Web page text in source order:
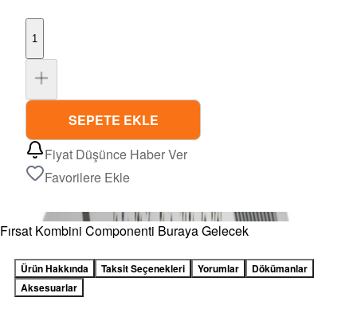
1
SEPETE EKLE
Fiyat Düşünce Haber Ver
Favorilere Ekle
Fırsat Kombini Componenti Buraya Gelecek
Ürün Hakkında Taksit Seçenekleri Yorumlar
Dökümanlar
Aksesuarlar